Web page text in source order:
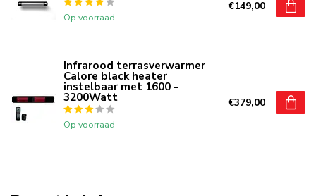
Op voorraad
€149,00
Infrarood terrasverwarmer
Calore black heater
instelbaar met 1600 -
3200Watt
Op voorraad
€379,00